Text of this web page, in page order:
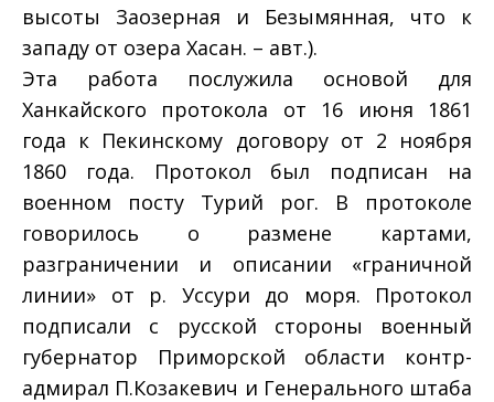
высоты Заозерная и Безымянная, что к
западу от озера Хасан. – авт.).
Эта работа послужила основой для
Ханкайского протокола от 16 июня 1861
года к Пекинскому договору от 2 ноября
1860 года. Протокол был подписан на
военном посту Турий рог. В протоколе
говорилось о размене картами,
разграничении и описании «граничной
линии» от р. Уссури до моря. Протокол
подписали с русской стороны военный
губернатор Приморской области контр-
адмирал П.Козакевич и Генерального штаба